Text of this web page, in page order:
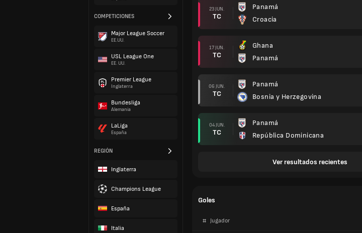
COMPETICIONES
Major League Soccer
EE.UU.
USL League One
EE. UU.
Premier League
Inglaterra
Bundesliga
Alemania
LaLiga
España
REGIÓN
Inglaterra
Champions League
España
Italia
23 JUN.
TC
Panamá
Croacia
17 JUN.
TC
Ghana
Panamá
06 JUN.
TC
Panamá
Bosnia y Herzegovina
04 JUN.
TC
Panamá
República Dominicana
Ver resultados recientes
Goles
# Jugador